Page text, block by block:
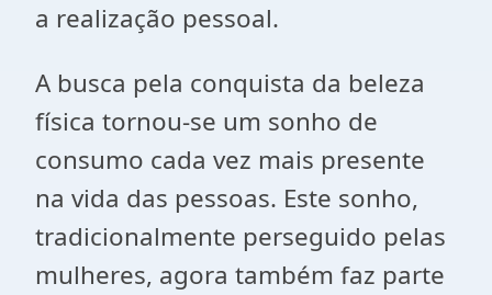
a realização pessoal.
A busca pela conquista da beleza
física tornou-se um sonho de
consumo cada vez mais presente
na vida das pessoas. Este sonho,
tradicionalmente perseguido pelas
mulheres, agora também faz parte